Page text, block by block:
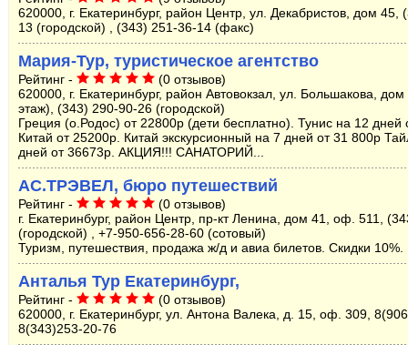
620000, г. Екатеринбург, район Центр, ул. Декабристов, дом 45,
13 (городской) , (343) 251-36-14 (факс)
Мария-Тур, туристическое агентство
Рейтинг -
(0 отзывов)
620000, г. Екатеринбург, район Автовокзал, ул. Большакова,
этаж), (343) 290-90-26 (городской)
Греция (о.Родос) от 22800р (дети бесплатно). Тунис на 12 дней
Китай от 25200р. Китай экскурсионный на 7 дней от 31 800р
дней от 36673р. АКЦИЯ!!! САНАТОРИЙ...
АС.ТРЭВЕЛ, бюро путешествий
Рейтинг -
(0 отзывов)
г. Екатеринбург, район Центр, пр-кт Ленина, дом 41, оф. 511,
(городской) , +7-950-656-28-60 (сотовый)
Туризм, путешествия, продажа ж/д и авиа билетов. Скидки 10%.
Анталья Тур Екатеринбург,
Рейтинг -
(0 отзывов)
620000, г. Екатеринбург, ул. Антона Валека, д. 15, оф. 309,
8(343)253-20-76